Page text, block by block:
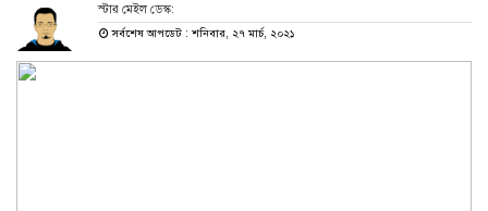
স্টার মেইল ডেস্ক:
সর্বশেষ আপডেট : শনিবার, ২৭ মার্চ, ২০২১